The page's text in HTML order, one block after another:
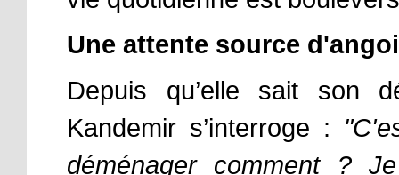
Une attente source
Depuis qu’elle sait son
Kandemir s’interroge :
déménager comment ?